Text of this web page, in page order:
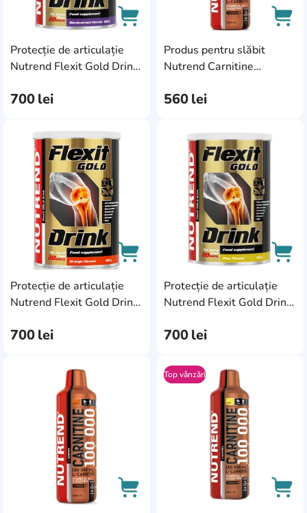
Protecție de articulație
Nutrend Flexit Gold Drink
700lei
AddCardToCart
Produs pentru slăbit
Nutrend Carnitine
560lei
Protecție de articulație
Nutrend Flexit Gold Drink
700lei
AddCardToFavourite
AddCardToCart
Protecție de articulație
Nutrend Flexit Gold Drink
700lei
AddCardToFavourite
Top vânzări